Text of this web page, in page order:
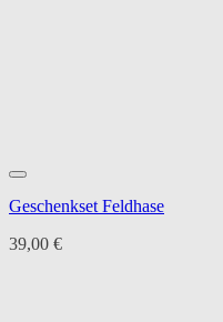
Geschenkset Feldhase
39,00 €